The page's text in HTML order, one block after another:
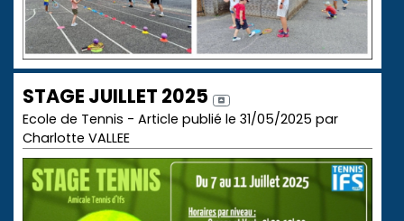
STAGE JUILLET 2025
Ecole de Tennis - Article publié le 31/05/2025 par
Charlotte VALLEE